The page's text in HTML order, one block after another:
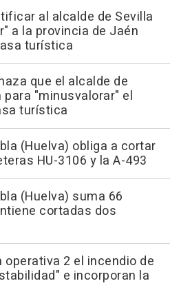
al alcalde de Sevilla
a la provincia de Jaén
turística
que el alcalde de
para "minusvalorar" el
turística
(Huelva) obliga a cortar
HU-3106 y la A-493
(Huelva) suma 66
cortadas dos
operativa 2 el incendio de
e incorporan la